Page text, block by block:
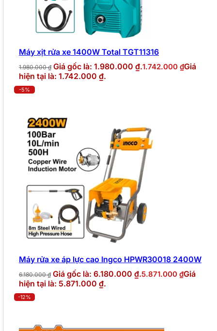
Máy xịt rửa xe 1400W Total TGT11316
1.980.000₫ Giá gốc là: 1.980.000 ₫.1.742.000 ₫Giá
hiện tại là: 1.742.000 ₫.
-5%
Máy rửa xe áp lực cao Ingco HPWR30018 2400W
6.180.000₫ Giá gốc là: 6.180.000 ₫.5.871.000 ₫Giá
hiện tại là: 5.871.000 ₫.
-12%